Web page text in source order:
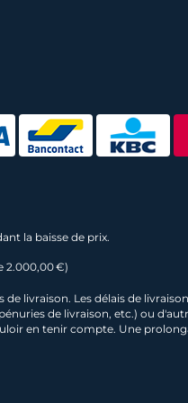
la baisse de prix.
2.000,00 €)
livraison. Les délais de
de livraison, etc.) ou
en tenir compte. Une